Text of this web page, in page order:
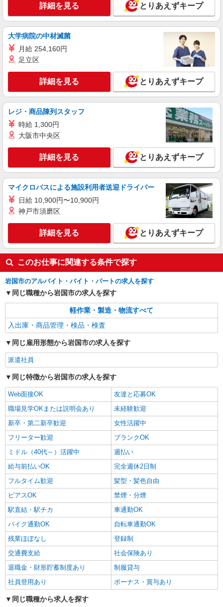
詳細を見る とりあえずキープ
大学病院の中材滅菌
月給 254,160円
足立区
詳細を見る とりあえずキープ
レジ・商品陳列スタッフ
時給 1,300円
大阪市中央区
詳細を見る とりあえずキープ
マイクロバスによる施設利用者送迎ドライバー
日給 10,900円〜10,900円
神戸市須磨区
詳細を見る とりあえずキープ
このお仕事に関連する条件で探す
岩国市のアルバイト・バイト・パートの求人を探す
同じ職種から岩国市の求人を探す
軽作業・製造・物流すべて
入出庫・商品管理・検品・検査
同じ雇用形態から岩国市の求人を探す
派遣社員
同じ特徴から岩国市の求人を探す
Web面接OK
友達と応募OK
職場見学OKまたは説明会あり
未経験歓迎
新卒・第二新卒歓迎
女性活躍中
フリーター歓迎
ブランクOK
ミドル（40代～）活躍中
週払い
給与前払いOK
完全週休2日制
フルタイム歓迎
髪型・髪色自由
ピアスOK
禁煙・分煙
駅直結・駅チカ
車通勤OK
バイク通勤OK
自転車通勤OK
残業ほぼなし
登録制
交通費支給
社会保険あり
退職金・財形貯蓄制度あり
制服貸与
社員登用あり
ボーナス・賞与あり
同じ職種から求人を探す